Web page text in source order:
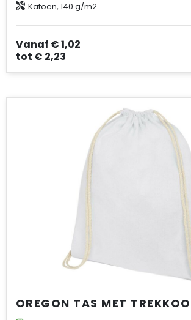
Katoen, 140 g/m2
Vanaf € 1,02
tot € 2,23